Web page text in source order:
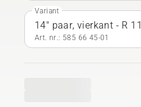
Variant
14" paar, vierkant - R
Art. nr.: 585 66 45‑01